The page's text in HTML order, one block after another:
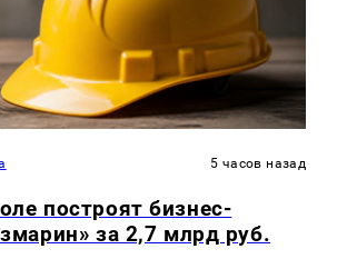
5 часов назад
построят бизнес-
за 2,7 млрд руб.